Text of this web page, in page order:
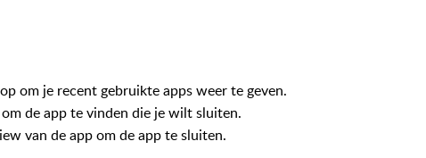
om je recent gebruikte apps weer te geven.
de app te vinden die je wilt sluiten.
van de app om de app te sluiten.